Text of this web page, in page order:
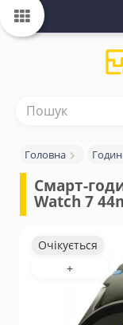
Головна
Смарт-
Watch 7
Очікується
+